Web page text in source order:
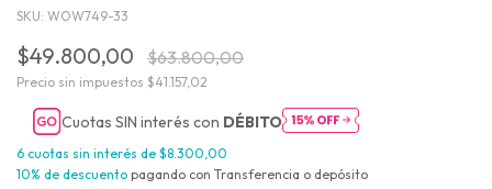
SKU: WOW749-33
$49.800,00 $63.800,00
Precio sin impuestos $41.157,02
Cuotas SIN interés con DÉBITO
6 cuotas sin interés de $8.300,00
10% de descuento pagando con Transferencia o depósito